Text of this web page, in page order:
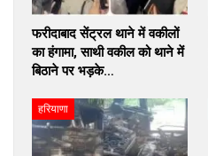
फरीदाबाद सेंट्रल थाने में वकीलों
का हंगामा, साथी वकील को थाने में
बिठाने पर भड़के…
हरियाणा